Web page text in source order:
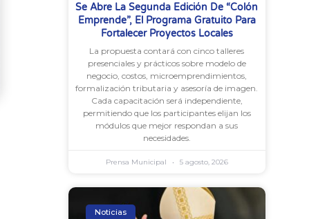
Se Abre La Segunda Edición De “Colón
Emprende”, El Programa Gratuito Para
Fortalecer Proyectos Locales
La propuesta contará con cinco talleres
presenciales y prácticos sobre modelo de
negocio, costos, microemprendimientos,
formalización tributaria y asesoría de imagen.
Cada capacitación será independiente,
permitiendo que los participantes elijan los
módulos que mejor respondan a sus
necesidades.
Prensa Municipal 5 agosto, 2026
Noticias